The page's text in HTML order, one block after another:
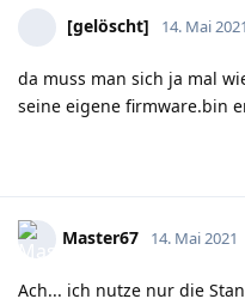
[gelöscht] 14. Mai 2021
da muss man sich ja mal
seine eigene firmware.bin
Master67 14. Mai 2021
Ach... ich nutze nur die